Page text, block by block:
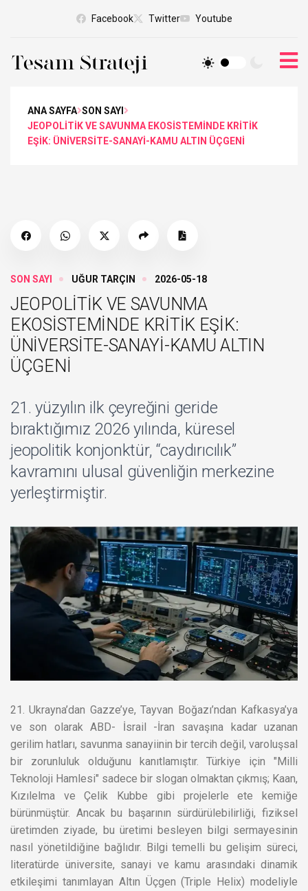
Facebook Twitter Youtube
ANA SAYFA SON SAYI
JEOPOLİTİK VE SAVUNMA EKOSİSTEMİNDE KRİTİK
EŞİK: ÜNİVERSİTE-SANAYİ-KAMU ALTIN ÜÇGENİ
SON SAYI UĞUR TARÇIN 2026-05-18
JEOPOLİTİK VE SAVUNMA
EKOSİSTEMİNDE KRİTİK EŞİK:
ÜNİVERSİTE-SANAYİ-KAMU ALTIN
ÜÇGENİ
21. yüzyılın ilk çeyreğini geride
bıraktığımız 2026 yılında, küresel
jeopolitik konjonktür, “caydırıcılık”
kavramını ulusal güvenliğin merkezine
yerleştirmiştir.
21. Ukrayna’dan Gazze’ye, Tayvan Boğazı’ndan Kafkasya’ya
ve son olarak ABD- İsrail -İran savaşına kadar uzanan
gerilim hatları, savunma sanayiinin bir tercih değil, varoluşsal
bir zorunluluk olduğunu kanıtlamıştır. Türkiye için "Milli
Teknoloji Hamlesi" sadece bir slogan olmaktan çıkmış; Kaan,
Kızılelma ve Çelik Kubbe gibi projelerle ete kemiğe
bürünmüştür. Ancak bu başarının sürdürülebilirliği, fiziksel
üretimden ziyade, bu üretimi besleyen bilgi sermayesinin
nasıl yönetildiğine bağlıdır. Bilgi temelli bu gelişim süreci,
literatürde üniversite, sanayi ve kamu arasındaki dinamik
etkileşimi tanımlayan Altın Üçgen (Triple Helix) modeliyle